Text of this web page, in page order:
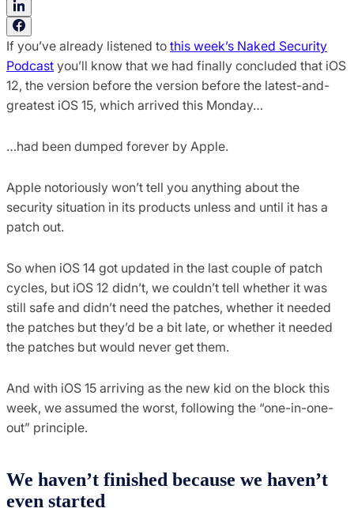
If you’ve already listened to this week’s Naked Security
Podcast you’ll know that we had finally concluded that iOS
12, the version before the version before the latest-and-
greatest iOS 15, which arrived this Monday…
…had been dumped forever by Apple.
Apple notoriously won’t tell you anything about the
security situation in its products unless and until it has a
patch out.
So when iOS 14 got updated in the last couple of patch
cycles, but iOS 12 didn’t, we couldn’t tell whether it was
still safe and didn’t need the patches, whether it needed
the patches but they’d be a bit late, or whether it needed
the patches but would never get them.
And with iOS 15 arriving as the new kid on the block this
week, we assumed the worst, following the “one-in-one-
out” principle.
We haven’t finished because we haven’t
even started